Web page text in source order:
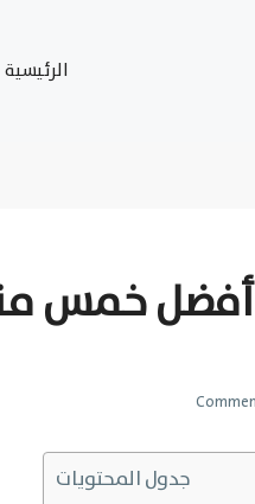
الرئيسية
أفضل خمس
جدول المحتويات